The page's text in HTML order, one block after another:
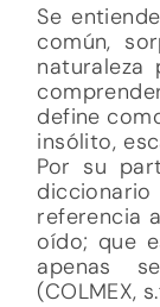
Se
común,
define
insólito,
Por su
referencia
oído; que
apenas
(COLMEX,